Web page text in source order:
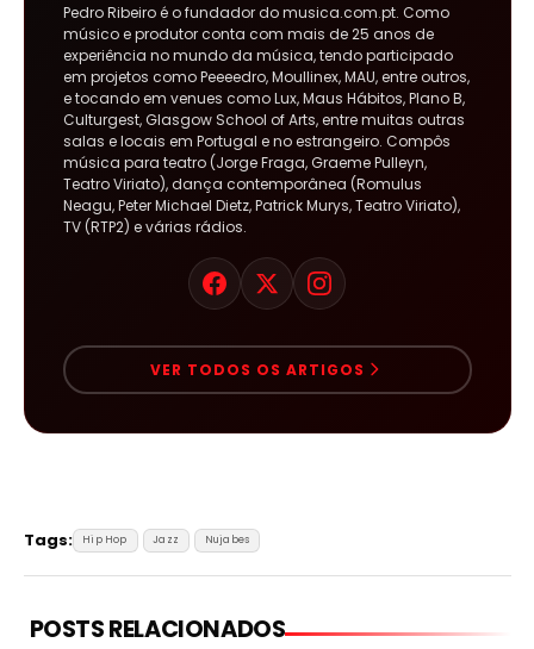
Pedro Ribeiro é o fundador do musica.com.pt. Como
músico e produtor conta com mais de 25 anos de
experiência no mundo da música, tendo participado
em projetos como Peeeedro, Moullinex, MAU, entre outros,
e tocando em venues como Lux, Maus Hábitos, Plano B,
Culturgest, Glasgow School of Arts, entre muitas outras
salas e locais em Portugal e no estrangeiro. Compôs
música para teatro (Jorge Fraga, Graeme Pulleyn,
Teatro Viriato), dança contemporânea (Romulus
Neagu, Peter Michael Dietz, Patrick Murys, Teatro Viriato),
TV (RTP2) e várias rádios.
VER TODOS OS ARTIGOS
Tags: Hip Hop Jazz Nujabes
POSTS RELACIONADOS